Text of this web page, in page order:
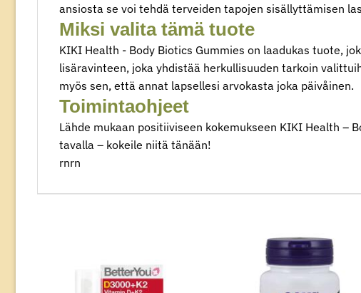
ansiosta se voi tehdä terveiden tapojen sisällyttämisen
Miksi valita⁢ tämä tuote
KIKI Health ‍- Body⁢ Biotics Gummies on laadukas tuote,
lisäravinteen, joka yhdistää herkullisuuden tarkoin
myös sen, että annat lapsellesi arvokasta joka päivåinen​​​​​​​​​​​.
Toimintaohjeet‌
Lähde mukaan positiiviseen kokemukseen KIKI Health –
tavalla – kokeile niitä‌ tänään!
rnrn